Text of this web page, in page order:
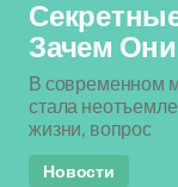
Зачем
В современном
стала
жизни, вопрос
Новости